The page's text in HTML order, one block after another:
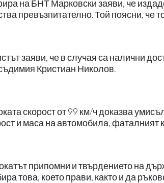
на БНТ Марковски заяви, че
превъзпитателно. Той поясни, че
заяви, че в случая са налични
Кристиан Николов.
скорост от 99 км/ч доказва
и маса на автомобила, фаталният
припомни и твърдението на
това, което прави, както и да